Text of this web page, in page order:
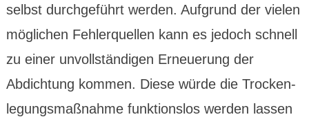
selbst durch­geführt werden. Aufgrund der vielen
möglichen Fehler­quellen kann es jedoch schnell
zu einer unvoll­ständigen Erneue­rung der
Abdich­tung kommen. Diese würde die Trocken­
legungs­maßnahme funktions­los werden lassen